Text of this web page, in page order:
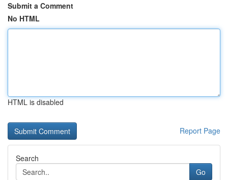
Submit a Comment
No HTML
HTML is disabled
Report Page
Search
Go